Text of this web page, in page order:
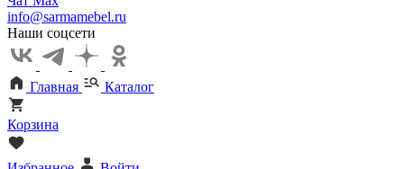
info@sarmamebel.ru
Наши соцсети
Главная Каталог
Корзина